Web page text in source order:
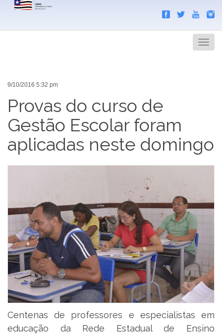
Menu
9/10/2016 5:32 pm
Provas do curso de
Gestão Escolar foram
aplicadas neste domingo
Centenas de professores e especialistas em
educação da Rede Estadual de Ensino